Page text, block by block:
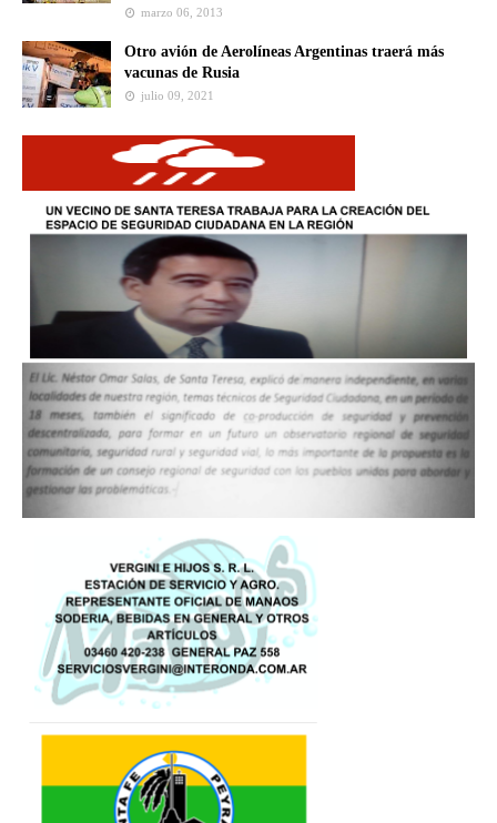
marzo 06, 2013
Otro avión de Aerolíneas Argentinas traerá más
vacunas de Rusia
julio 09, 2021